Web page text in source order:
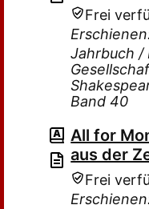
Frei
Jahrbuch /
Band 40
All for
aus der
Frei